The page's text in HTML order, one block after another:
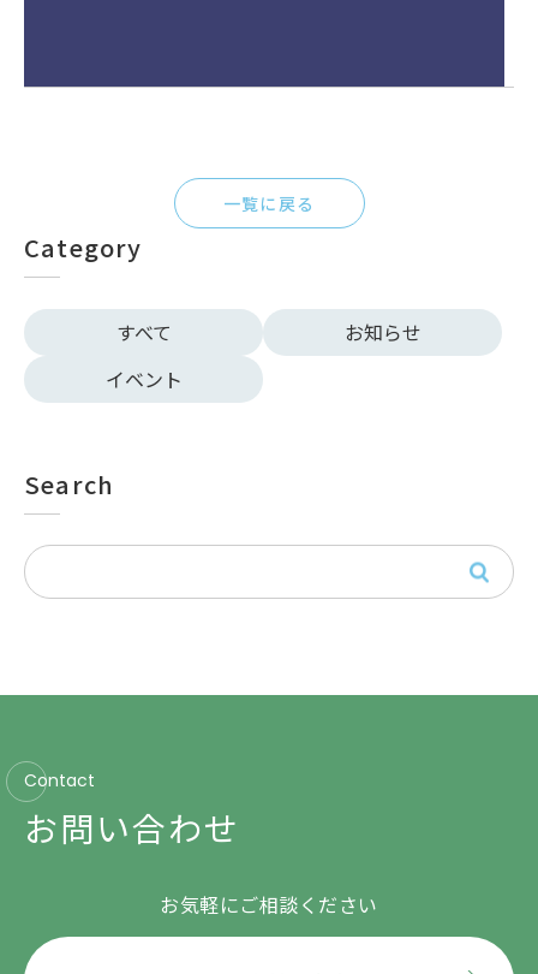
Category
すべて
お知らせ
イベント
Search
一覧に戻る
Contact
お問い合わせ
お気軽にご相談ください